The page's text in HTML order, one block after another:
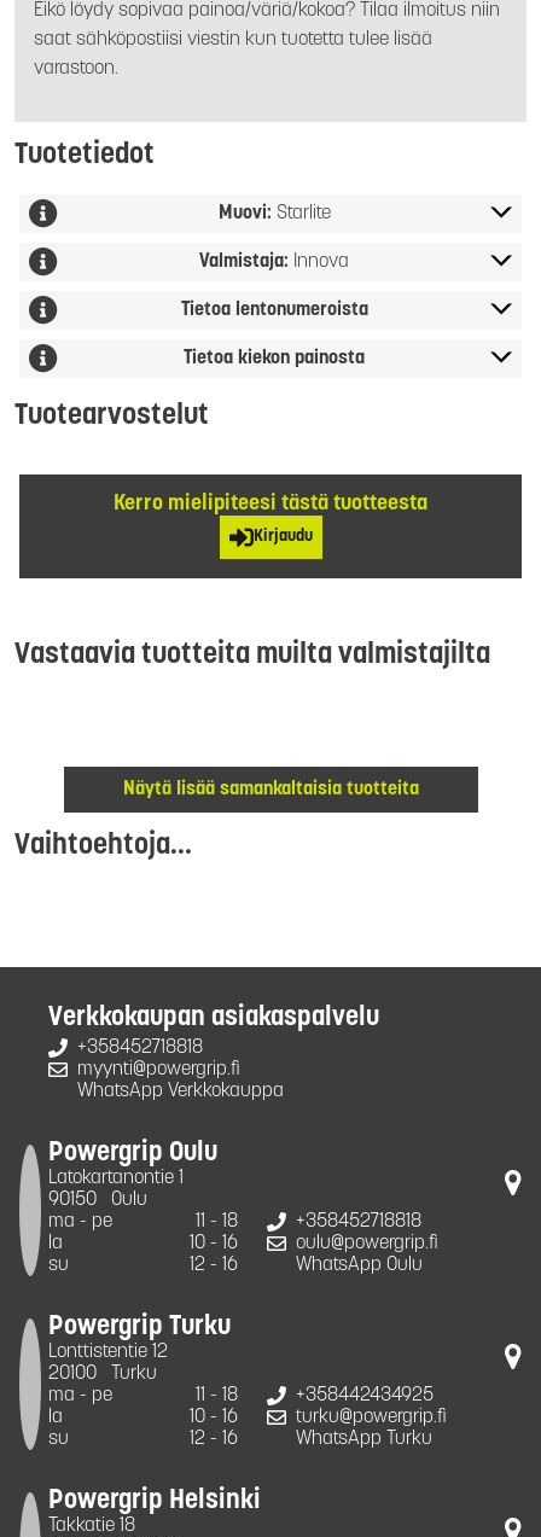
Eikö löydy sopivaa painoa/väriä/kokoa? Tilaa ilmoitus niin
saat sähköpostiisi viestin kun tuotetta tulee lisää
varastoon.
Tuotetiedot
Muovi: Starlite
Valmistaja: Innova
Tietoa lentonumeroista
Tietoa kiekon painosta
Tuotearvostelut
Kerro mielipiteesi tästä tuotteesta
Kirjaudu
Vastaavia tuotteita muilta valmistajilta
Näytä lisää samankaltaisia tuotteita
Vaihtoehtoja...
Verkkokaupan asiakaspalvelu
+358452718818
myynti@powergrip.fi
WhatsApp Verkkokauppa
Powergrip Oulu
Latokartanontie 1
90150
Oulu
ma - pe
11 - 18
la
10 - 16
su
12 - 16
+358452718818
oulu@powergrip.fi
WhatsApp Oulu
Powergrip Turku
Lonttistentie 12
20100
Turku
ma - pe
11 - 18
la
10 - 16
su
12 - 16
+358442434925
turku@powergrip.fi
WhatsApp Turku
Powergrip Helsinki
Takkatie 18